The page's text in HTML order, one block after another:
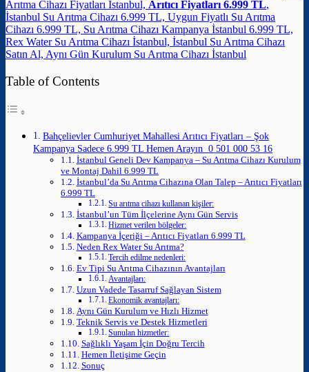
Arıtma Cihazı Fiyatları İstanbul, Arıtıcı Fiyatları 6.999 TL,
İstanbul Su Arıtma Cihazı 6.999 TL, Uygun Fiyatlı Su Arıtma
Cihazı 6.999 TL, Su Arıtma Cihazı Kampanya İstanbul 6.999 TL,
Rex Water Su Arıtma Cihazı İstanbul, İstanbul Su Arıtma Cihazı
Satın Al, Aynı Gün Kurulum Su Arıtma Cihazı İstanbul
Table of Contents
Bahçelievler Cumhuriyet Mahallesi Arıtıcı Fiyatları – Şok
Kampanya Sadece 6.999 TL Hemen Arayın 0 501 000 53 16
İstanbul Geneli Dev Kampanya – Su Arıtma Cihazı Kurulum
ve Montaj Dahil 6.999 TL
İstanbul’da Su Arıtma Cihazına Olan Talep – Arıtıcı Fiyatları
6.999 TL
Su arıtma cihazı kullanan kişiler:
İstanbul’un Tüm İlçelerine Aynı Gün Servis
Hizmet verilen bölgeler:
Kampanya İçeriği – Arıtıcı Fiyatları 6.999 TL
Neden Rex Water Su Arıtma?
Tercih edilme nedenleri:
Ev Tipi Su Arıtma Cihazının Avantajları
Avantajları:
Uzun Vadede Tasarruf Sağlayan Sistem
Ekonomik avantajları:
Aynı Gün Kurulum ve Hızlı Hizmet
Teknik Servis ve Destek Hizmetleri
Sunulan hizmetler:
Sağlıklı Yaşam İçin Doğru Tercih
Hemen İletişime Geçin
Sonuç